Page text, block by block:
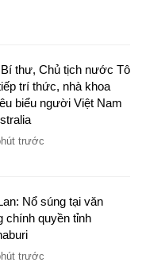
thư, Chủ tịch nước Tô
trí thức, nhà khoa
biểu người Việt Nam
trước
Nổ súng tại văn
chính quyền tỉnh
trước